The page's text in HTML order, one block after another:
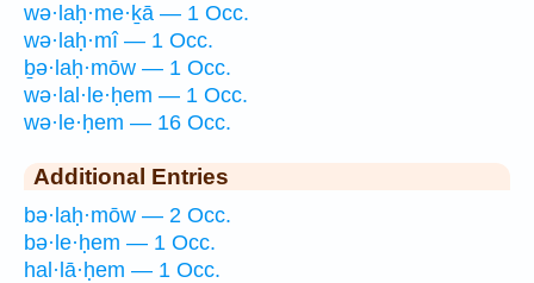
wə·laḥ·me·ḵā — 1 Occ.
wə·laḥ·mî — 1 Occ.
ḇə·laḥ·mōw — 1 Occ.
wə·lal·le·ḥem — 1 Occ.
wə·le·ḥem — 16 Occ.
Additional Entries
bə·laḥ·mōw — 2 Occ.
bə·le·ḥem — 1 Occ.
hal·lā·ḥem — 1 Occ.